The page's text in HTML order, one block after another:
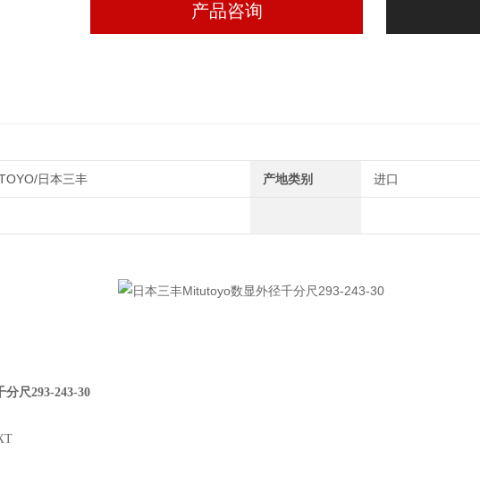
产品咨询
日本三丰 产地类别 进口
尺293-243-30